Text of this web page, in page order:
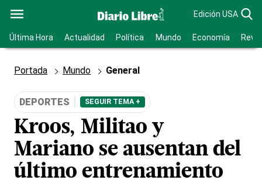
Edición USA
Última Hora Actualidad Política Mundo Economía
Portada Mundo General
DEPORTES SEGUIR TEMA +
Kroos, Militao y
Mariano se ausentan del
último entrenamiento